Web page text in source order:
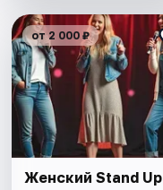
от 2 000 ₽
Женский Stand Up